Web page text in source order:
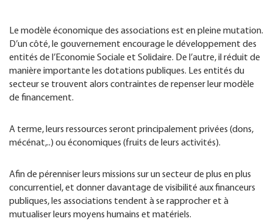
Le modèle économique des associations est en pleine mutation.
D’un côté, le gouvernement encourage le développement des
entités de l’Economie Sociale et Solidaire. De l’autre, il réduit de
manière importante les dotations publiques. Les entités du
secteur se trouvent alors contraintes de repenser leur modèle
de financement.
A terme, leurs ressources seront principalement privées (dons,
mécénat,..) ou économiques (fruits de leurs activités).
Afin de pérenniser leurs missions sur un secteur de plus en plus
concurrentiel, et donner davantage de visibilité aux financeurs
publiques, les associations tendent à se rapprocher et à
mutualiser leurs moyens humains et matériels.